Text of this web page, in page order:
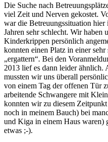
Die Suche nach
viel Zeit und Nerven gekostet.
war die Betreuungssituation
Jahren sehr schlecht. Wir haben
Kinderkrippen persönlich
konnten einen Platz in einer
„ergattern“. Bei den
2013 lief es dann leider
mussten wir uns überall
von einem Tag der offenen Tür
arbeitende Schwangere mit
konnten wir zu diesem
noch in meinem Bauch) bei
und Kiga in einem Haus waren)
etwas ;-).